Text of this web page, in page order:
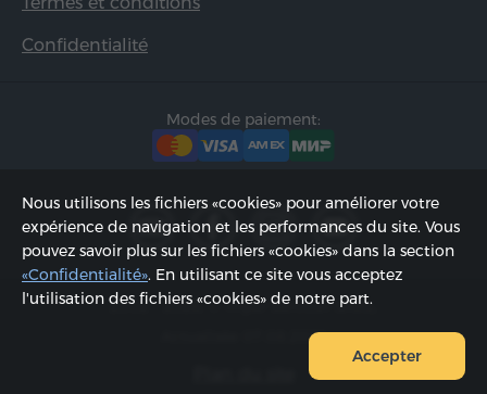
Confidentialité
Modes de paiement:
2002 - 2026, © «Hyur Service» SARL;
Actualisée 07.08.2026
Nous utilisons les fichiers «cookies» pour améliorer votre
expérience de navigation et les performances du site. Vous
pouvez savoir plus sur les fichiers «cookies» dans la section
«Confidentialité». En utilisant ce site vous acceptez
l'utilisation des fichiers «cookies» de notre part.
Accepter